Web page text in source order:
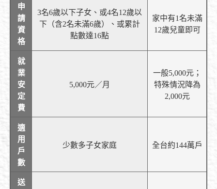
申
請
資
格
3名6歲以下子女、或4名12歲以
下（含2名未滿6歲）、或累計
點數達16點
家中有1名未滿
12歲兒童即可
就
業
安
定
費
5,000元／月
一般5,000元；
特殊情況降為
2,000元
適
用
戶
數
少數多子女家庭 全台約144萬戶
送